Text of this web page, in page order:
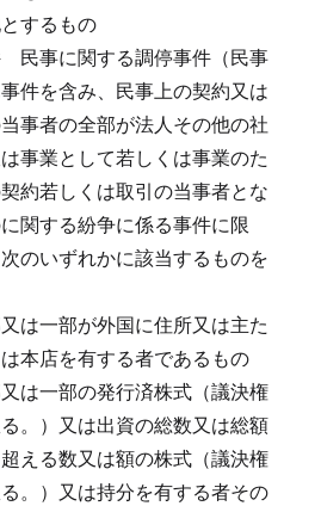
するもの
民事に関する調停事件（民事
件を含み、民事上の契約又は
事者の全部が法人その他の社
事業として若しくは事業のた
約若しくは取引の当事者とな
関する紛争に係る事件に限
のいずれかに該当するものを
は一部が外国に住所又は主た
本店を有する者であるもの
又は一部の発行済株式（議決権
。）又は出資の総数又は総額
える数又は額の株式（議決権
。）又は持分を有する者その